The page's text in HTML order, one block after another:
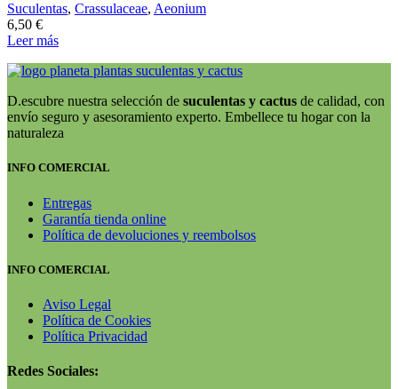
Suculentas, Crassulaceae, Aeonium
6,50 €
Leer más
D.escubre nuestra selección de suculentas y cactus de calidad, con
envío seguro y asesoramiento experto. Embellece tu hogar con la
naturaleza
INFO COMERCIAL
Entregas
Garantía tienda online
Política de devoluciones y reembolsos
INFO COMERCIAL
Aviso Legal
Política de Cookies
Política Privacidad
Redes Sociales: